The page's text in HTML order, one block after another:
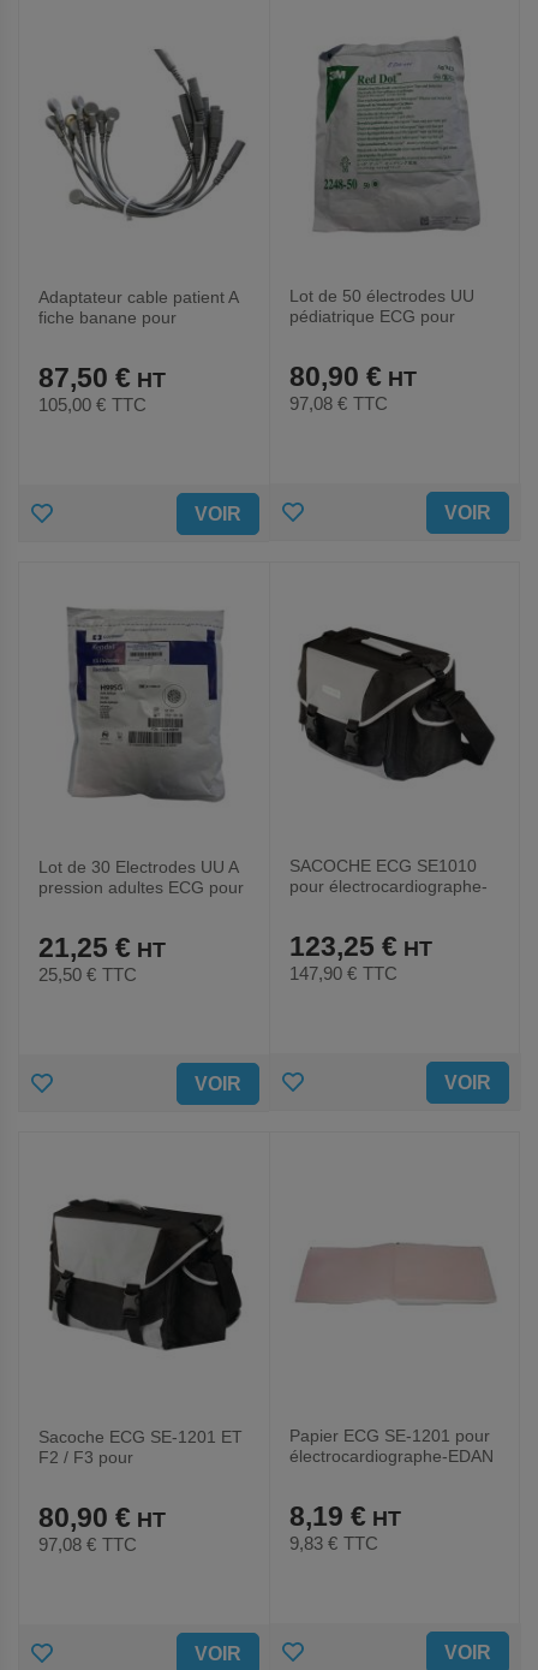
Adaptateur cable patient A
fiche banane pour
87,50 €
105,00 € TTC
AJOUTER VOIR
Lot de 50 électrodes UU
pédiatrique ECG pour
80,90 €
97,08 € TTC
AJOUTER VOIR
Lot de 30 Electrodes UU A
pression adultes ECG pour
21,25 €
25,50 € TTC
AJOUTER VOIR
SACOCHE ECG SE1010
pour électrocardiographe-
123,25 €
147,90 € TTC
AJOUTER VOIR
Sacoche ECG SE-1201 ET
F2 / F3 pour
80,90 €
97,08 € TTC
AJOUTER VOIR
Papier ECG SE-1201 pour
électrocardiographe-EDAN
8,19 €
9,83 € TTC
AJOUTER VOIR